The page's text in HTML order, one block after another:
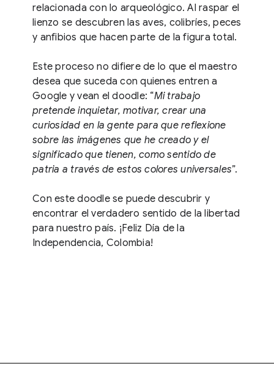
relacionada con lo arqueológico. Al raspar el
lienzo se descubren las aves, colibríes, peces
y anfibios que hacen parte de la figura total.
Este proceso no difiere de lo que el maestro
desea que suceda con quienes entren a
Google y vean el doodle: “Mi trabajo
pretende inquietar, motivar, crear una
curiosidad en la gente para que reflexione
sobre las imágenes que he creado y el
significado que tienen, como sentido de
patria a través de estos colores universales”.
Con este doodle se puede descubrir y
encontrar el verdadero sentido de la libertad
para nuestro país. ¡Feliz Día de la
Independencia, Colombia!